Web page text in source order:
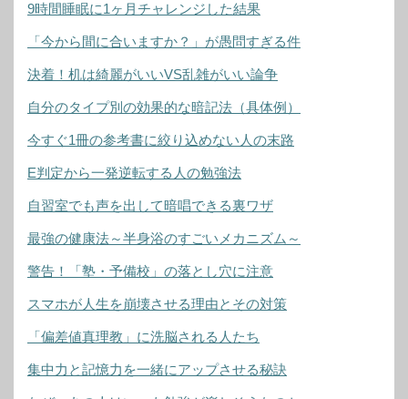
9時間睡眠に1ヶ月チャレンジした結果
「今から間に合いますか？」が愚問すぎる件
決着！机は綺麗がいいVS乱雑がいい論争
自分のタイプ別の効果的な暗記法（具体例）
今すぐ1冊の参考書に絞り込めない人の末路
E判定から一発逆転する人の勉強法
自習室でも声を出して暗唱できる裏ワザ
最強の健康法～半身浴のすごいメカニズム～
警告！「塾・予備校」の落とし穴に注意
スマホが人生を崩壊させる理由とその対策
「偏差値真理教」に洗脳される人たち
集中力と記憶力を一緒にアップさせる秘訣